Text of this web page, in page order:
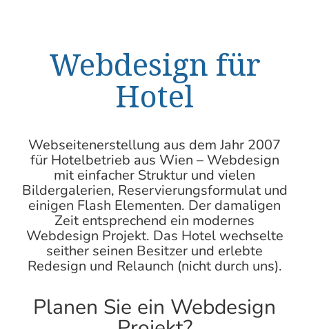
Webdesign für
Hotel
Webseitenerstellung aus dem Jahr 2007
für Hotelbetrieb aus Wien – Webdesign
mit einfacher Struktur und vielen
Bildergalerien, Reservierungsformulat und
einigen Flash Elementen. Der damaligen
Zeit entsprechend ein modernes
Webdesign Projekt. Das Hotel wechselte
seither seinen Besitzer und erlebte
Redesign und Relaunch (nicht durch uns).
Planen Sie ein Webdesign